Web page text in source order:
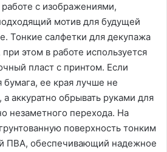
с изображениями,
мотив для будущей
Тонкие салфетки для декупажа
этом в работе используется
пласт с принтом. Если
бумага, ее края лучше не
аккуратно обрывать руками для
незаметного перехода. На
поверхность тонким
ПВА, обеспечивающий надежное